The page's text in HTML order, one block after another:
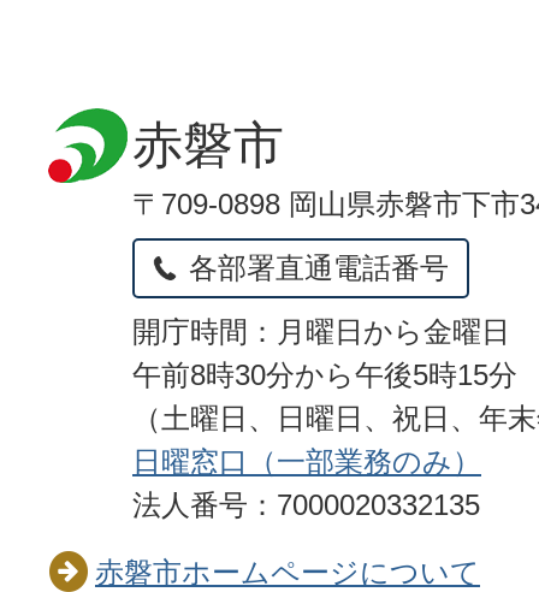
赤磐市
〒709-0898 岡山県赤磐市下市
各部署直通電話番号
開庁時間：月曜日から金曜日
午前8時30分から午後5時15分
（土曜日、日曜日、祝日、年
日曜窓口（一部業務のみ）
法人番号：7000020332135
赤磐市ホームページについて